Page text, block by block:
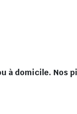
à domicile. Nos